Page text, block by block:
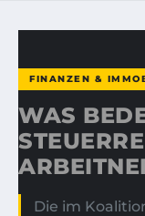
FINANZEN &
WAS
Die im